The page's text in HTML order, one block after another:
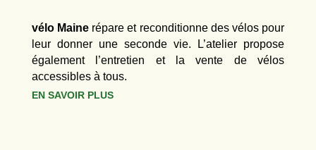
vélo Maine répare et reconditionne des vélos pour
leur donner une seconde vie. L’atelier propose
également l’entretien et la vente de vélos
accessibles à tous.
EN SAVOIR PLUS